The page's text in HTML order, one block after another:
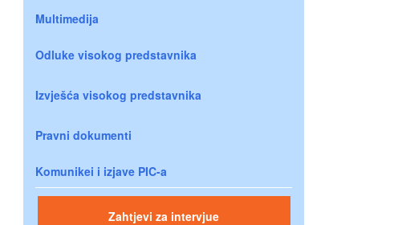
Multimedija
Odluke visokog predstavnika
Izvješća visokog predstavnika
Pravni dokumenti
Komunikei i izjave PIC-a
Zahtjevi za intervjue